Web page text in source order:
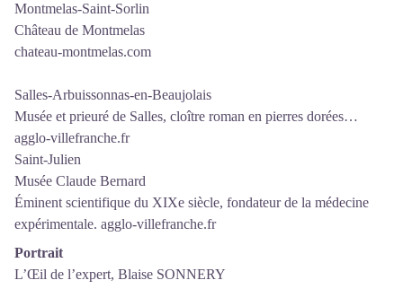
Montmelas-Saint-Sorlin
Château de Montmelas
chateau-montmelas.com
Salles-Arbuissonnas-en-Beaujolais
Musée et prieuré de Salles, cloître roman en pierres dorées…
agglo-villefranche.fr
Saint-Julien
Musée Claude Bernard
Éminent scientifique du XIXe siècle, fondateur de la médecine
expérimentale. agglo-villefranche.fr
Portrait
L’Œil de l’expert, Blaise SONNERY